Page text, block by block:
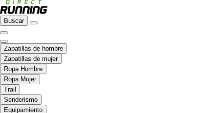
Buscar
Zapatillas de hombre
Zapatillas de mujer
Ropa Hombre
Ropa Mujer
Trail
Senderismo
Equipamiento